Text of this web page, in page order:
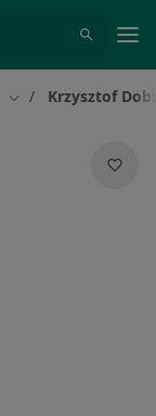
Zmień miasto
Krzysztof